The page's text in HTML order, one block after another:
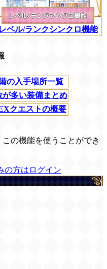
レベル/ランクシンクロ機能
の入手場所一覧
が多い装備まとめ
クエストの概要
の機能を使うことができ
の方はログイン